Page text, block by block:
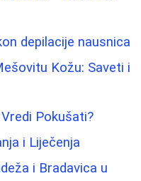
depilacije nausnica
Kožu: Saveti i
Pokušati?
i Liječenja
i Bradavica u